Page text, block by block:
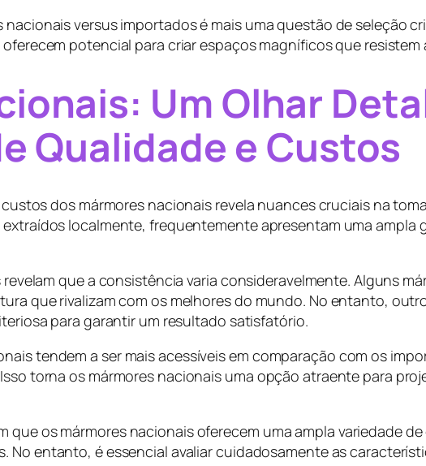
versus importados é mais uma questão de seleção
potencial para criar espaços magníficos que
Um Olhar
Qualidade e Custos
dos mármores nacionais revela nuances cruciais na
localmente, frequentemente apresentam uma ampla
que a consistência varia consideravelmente. Alguns
que rivalizam com os melhores do mundo. No entanto,
para garantir um resultado satisfatório.
tendem a ser mais acessíveis em comparação com os
torna os mármores nacionais uma opção atraente para
que os mármores nacionais oferecem uma ampla variedade
entanto, é essencial avaliar cuidadosamente as